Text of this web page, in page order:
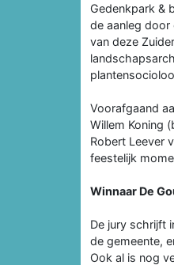
Gedenkpark &
de aanleg door
van deze
Voorafgaand
Willem Koning
Robert Leever
feestelijk
Winnaar De
De jury schrijft
de gemeente,
Ook al is nog